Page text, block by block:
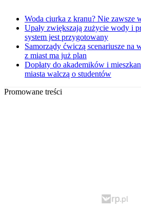
Woda ciurka z kranu? Nie zawsze
Upały zwiększają zużycie wody i
system jest przygotowany
Samorządy ćwiczą scenariusze na
z miast ma już plan
Dopłaty do akademików i
miasta walczą o studentów
Promowane treści